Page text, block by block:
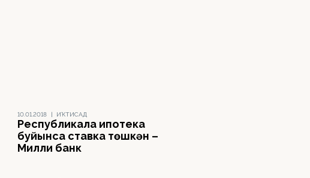
10.01.2018 | ИҠТИСАД
Республикала ипотека
буйынса ставка төшкән –
Милли банк